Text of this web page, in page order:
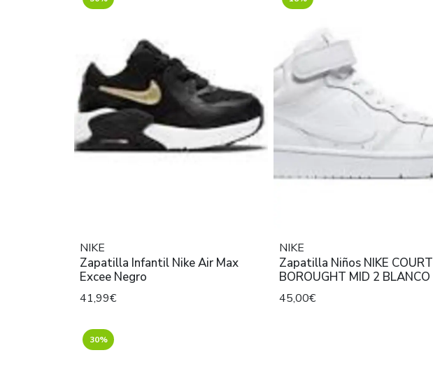
NIKE
Zapatilla Infantil Nike Air Max
Excee Negro
41,99€
NIKE
Zapatilla Niños NIKE COURT
BOROUGHT MID 2 BLANCO
45,00€
30%